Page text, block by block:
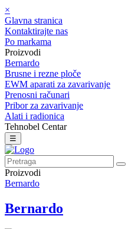
×
Glavna stranica
Kontaktirajte nas
Po markama
Proizvodi
Bernardo
Brusne i rezne ploče
EWM aparati za zavarivanje
Prenosni računari
Pribor za zavarivanje
Alati i radionica
Tehnobel Centar
☰
Proizvodi
Bernardo
Bernardo